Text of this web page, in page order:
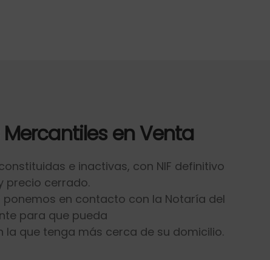
en Venta
e inactivas, con NIF definitivo
precio cerrado.
ponemos en contacto con la Notaría del
para que pueda
que tenga más cerca de su domicilio.